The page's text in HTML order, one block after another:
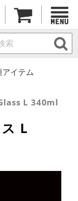
イテム
L 340ml
L